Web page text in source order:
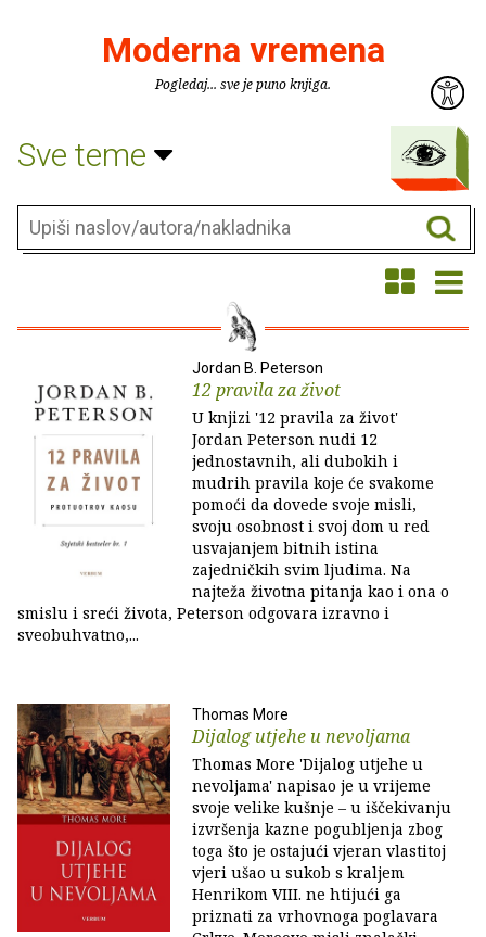
Moderna vremena
Pogledaj... sve je puno knjiga.
Sve teme
Jordan B. Peterson
12 pravila za život
U knjizi '12 pravila za život'
Jordan Peterson nudi 12
jednostavnih, ali dubokih i
mudrih pravila koje će svakome
pomoći da dovede svoje misli,
svoju osobnost i svoj dom u red
usvajanjem bitnih istina
zajedničkih svim ljudima. Na
najteža životna pitanja kao i ona o
smislu i sreći života, Peterson odgovara izravno i
sveobuhvatno,...
Thomas More
Dijalog utjehe u nevoljama
Thomas More 'Dijalog utjehe u
nevoljama' napisao je u vrijeme
svoje velike kušnje – u iščekivanju
izvršenja kazne pogubljenja zbog
toga što je ostajući vjeran vlastitoj
vjeri ušao u sukob s kraljem
Henrikom VIII. ne htijući ga
priznati za vrhovnoga poglavara